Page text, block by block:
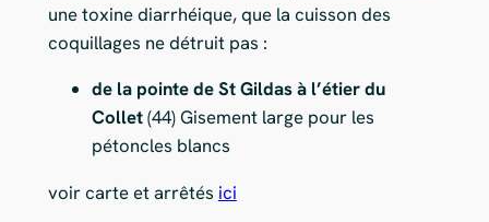
une toxine diarrhéique, que la cuisson des
coquillages ne détruit pas :
de la pointe de St Gildas à l’étier du
Collet(44) Gisement large pour les
pétoncles blancs
voir carte et arrêtés ici